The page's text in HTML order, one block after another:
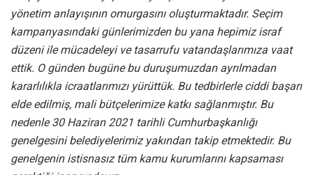
yönetim anlayışının omurgasını oluşturmaktadır. Seçim
kampanyasındaki günlerimizden bu yana hepimiz israf
düzeni ile mücadeleyi ve tasarrufu vatandaşlarımıza vaat
ettik. O günden bugüne bu duruşumuzdan ayrılmadan
kararlılıkla icraatlarımızı yürüttük. Bu tedbirlerle ciddi başarı
elde edilmiş, mali bütçelerimize katkı sağlanmıştır. Bu
nedenle 30 Haziran 2021 tarihli Cumhurbaşkanlığı
genelgesini belediyelerimiz yakından takip etmektedir. Bu
genelgenin istisnasız tüm kamu kurumlarını kapsaması